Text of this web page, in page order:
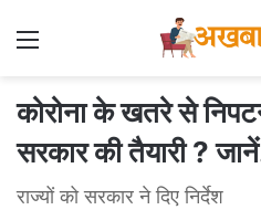
Menu
कोरोना के खतरे से
सरकार की तैयारी ?
राज्यों को सरकार ने दिए निर्देश